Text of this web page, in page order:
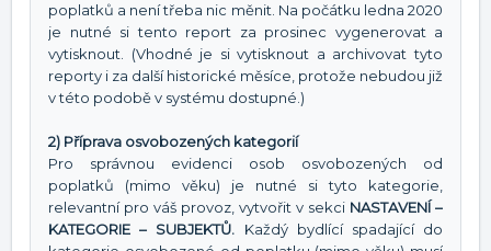
poplatků a není třeba nic měnit. Na počátku ledna 2020
je nutné si tento report za prosinec vygenerovat a
vytisknout. (Vhodné je si vytisknout a archivovat tyto
reporty i za další historické měsíce, protože nebudou již
v této podobě v systému dostupné.)
2) Příprava osvobozených kategorií
Pro správnou evidenci osob osvobozených od
poplatků (mimo věku) je nutné si tyto kategorie,
relevantní pro váš provoz, vytvořit v sekci NASTAVENÍ –
KATEGORIE – SUBJEKTŮ. Každý bydlící spadající do